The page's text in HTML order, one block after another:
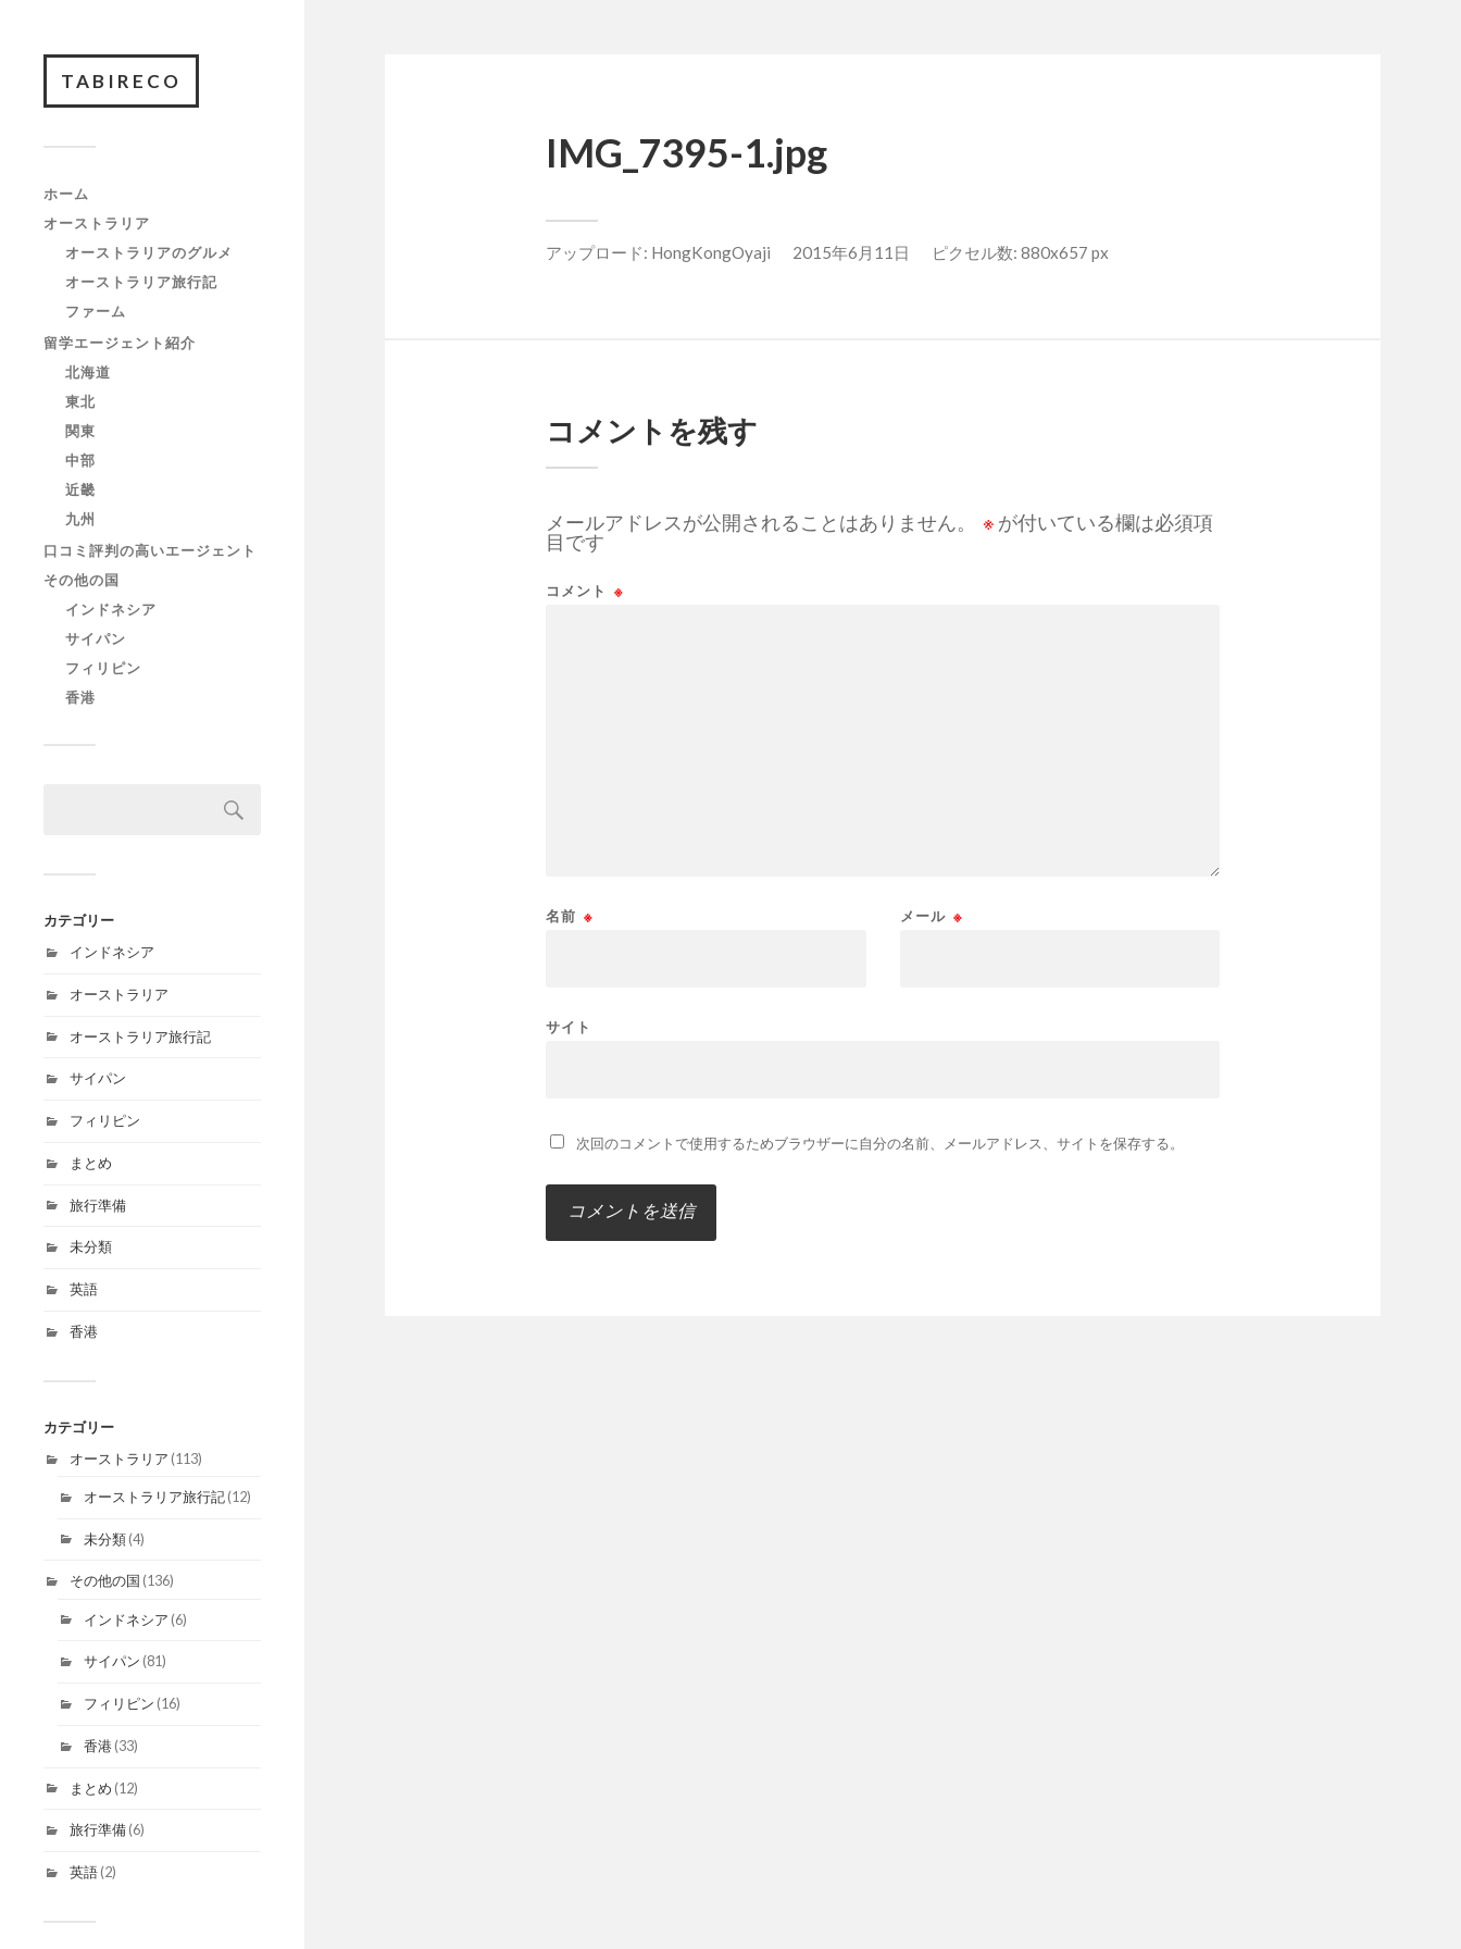
TABIRECO
ホーム
オーストラリア
オーストラリアのグルメ
オーストラリア旅行記
ファーム
留学エージェント紹介
北海道
東北
関東
中部
近畿
九州
口コミ評判の高いエージェント
その他の国
インドネシア
サイパン
フィリピン
香港
カテゴリー
インドネシア
オーストラリア
オーストラリア旅行記
サイパン
フィリピン
まとめ
旅行準備
未分類
英語
香港
カテゴリー
オーストラリア (113)
オーストラリア旅行記(12)
未分類(4)
その他の国 (136)
インドネシア (6)
サイパン (81)
フィリピン (16)
香港(33)
まとめ (12)
旅行準備(6)
英語(2)
IMG_7395-1.jpg
アップロード: HongKongOyaji 2015年6月11日 ピクセル数: 880x657 px
コメントを残す
メールアドレスが公開されることはありません。 ※ が付いている欄は必須項
目です
コメント ※
名前 ※ メール ※
サイト
次回のコメントで使用するためブラウザーに自分の名前、メールアドレス、サイトを保存する。